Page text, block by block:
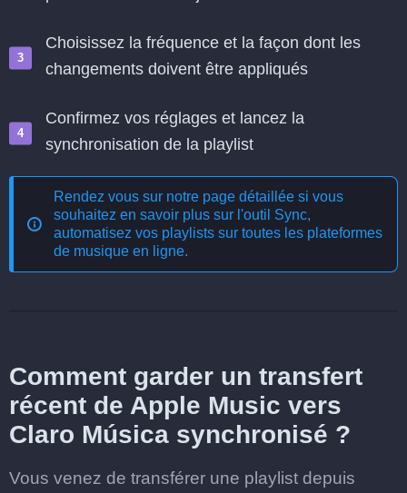
Choisissez la fréquence et la façon dont les
changements doivent être appliqués
Confirmez vos réglages et lancez la
synchronisation de la playlist
Rendez vous sur notre page détaillée si vous
souhaitez en savoir plus sur l'outil Sync,
automatisez vos playlists sur toutes les plateformes
de musique en ligne.
Comment garder un transfert
récent de Apple Music vers
Claro Música synchronisé ?
Vous venez de transférer une playlist depuis